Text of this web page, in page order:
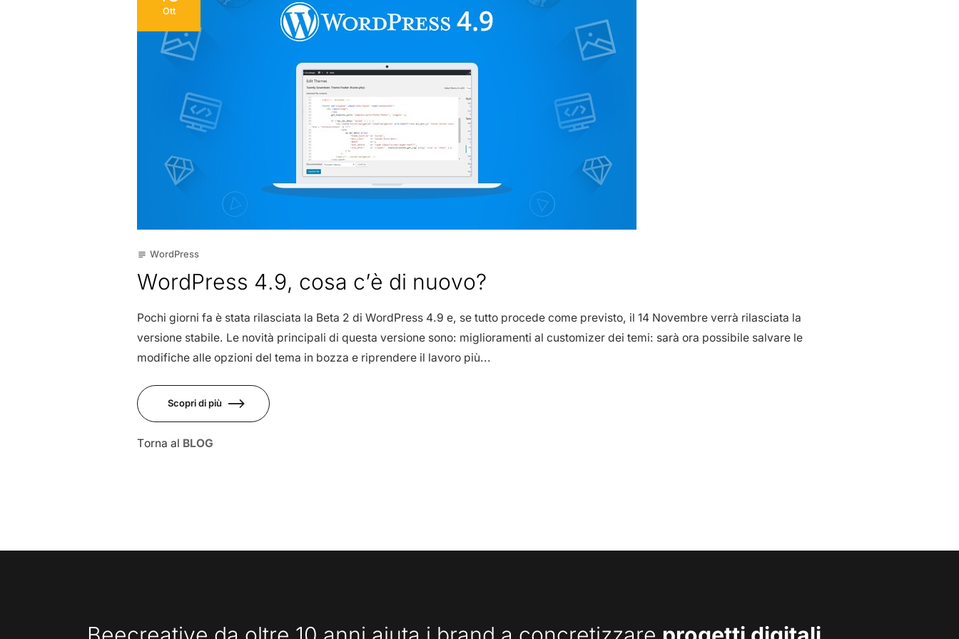
Ott
subject WordPress
WordPress 4.9, cosa c’è di nuovo?
Pochi giorni fa è stata rilasciata la Beta 2 di WordPress 4.9 e, se tutto procede come previsto, il 14 Novembre verrà rilasciata la
versione stabile. Le novità principali di questa versione sono: miglioramenti al customizer dei temi: sarà ora possibile salvare le
modifiche alle opzioni del tema in bozza e riprendere il lavoro più...
Scopri di più
Torna al BLOG